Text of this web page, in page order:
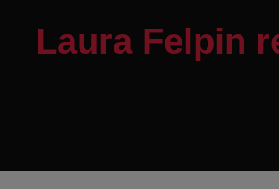
Laura Felpin